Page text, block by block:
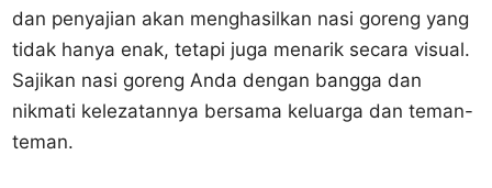
dan penyajian akan menghasilkan nasi goreng yang
tidak hanya enak, tetapi juga menarik secara visual.
Sajikan nasi goreng Anda dengan bangga dan
nikmati kelezatannya bersama keluarga dan teman-
teman.